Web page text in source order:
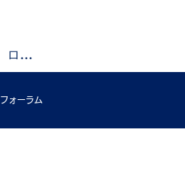
ログイン
フォーラム